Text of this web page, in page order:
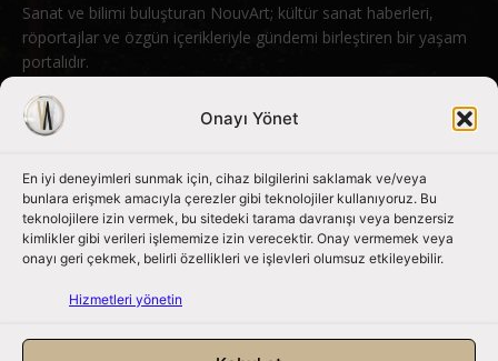
Onayı Yönet
En iyi deneyimleri sunmak için, cihaz bilgilerini saklamak ve/veya
bunlara erişmek amacıyla çerezler gibi teknolojiler kullanıyoruz. Bu
teknolojilere izin vermek, bu sitedeki tarama davranışı veya benzersiz
kimlikler gibi verileri işlememize izin verecektir. Onay vermemek veya
onayı geri çekmek, belirli özellikleri ve işlevleri olumsuz etkileyebilir.
Hizmetleri yönetin
Sanat ve bilimi buluşturan NouvArt; kültür sanat haberleri,
röportajlar ve özgün içerikleriyle gündemi birleştiren bir yaşam
portalıdır.
Bizimle iletişime geçin: info@nouvart.net
Bizi Takip Edin